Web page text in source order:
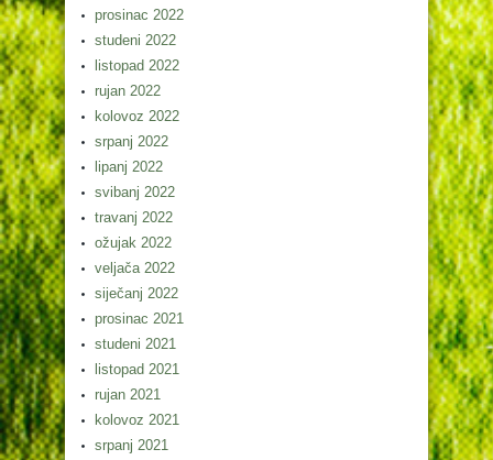
prosinac 2022
studeni 2022
listopad 2022
rujan 2022
kolovoz 2022
srpanj 2022
lipanj 2022
svibanj 2022
travanj 2022
ožujak 2022
veljača 2022
siječanj 2022
prosinac 2021
studeni 2021
listopad 2021
rujan 2021
kolovoz 2021
srpanj 2021